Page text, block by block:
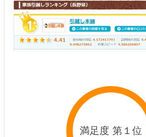
満足度 第１位